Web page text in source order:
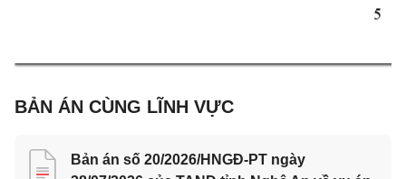
5
BẢN ÁN CÙNG LĨNH VỰC
Bản án số 20/2026/HNGĐ-PT ngày